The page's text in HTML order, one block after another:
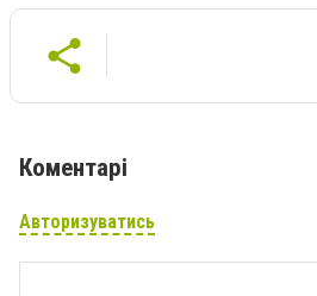
Коментарі
Авторизуватись